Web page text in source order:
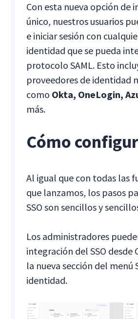
Con esta nueva opción de
único, nuestros usuarios
e iniciar sesión con
identidad que se pueda
protocolo SAML. Esto
proveedores de identidad
como Okta, OneLogin,
más.
Cómo
Al igual que con todas las
que lanzamos, los pasos
SSO son sencillos y
Los administradores
integración del SSO desde
la nueva sección del menú
identidad.